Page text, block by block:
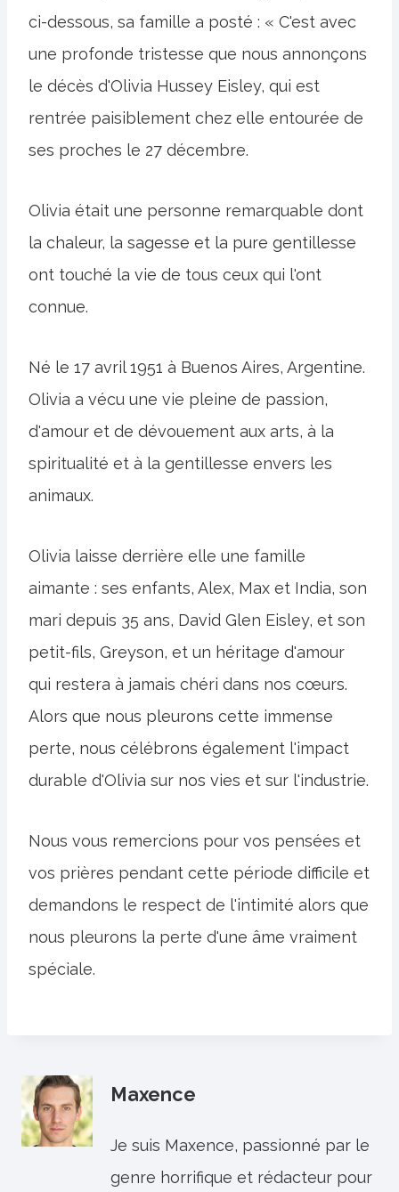
ci-dessous, sa famille a posté : « C'est avec
une profonde tristesse que nous annonçons
le décès d'Olivia Hussey Eisley, qui est
rentrée paisiblement chez elle entourée de
ses proches le 27 décembre.
Olivia était une personne remarquable dont
la chaleur, la sagesse et la pure gentillesse
ont touché la vie de tous ceux qui l'ont
connue.
Né le 17 avril 1951 à Buenos Aires, Argentine.
Olivia a vécu une vie pleine de passion,
d'amour et de dévouement aux arts, à la
spiritualité et à la gentillesse envers les
animaux.
Olivia laisse derrière elle une famille
aimante : ses enfants, Alex, Max et India, son
mari depuis 35 ans, David Glen Eisley, et son
petit-fils, Greyson, et un héritage d'amour
qui restera à jamais chéri dans nos cœurs.
Alors que nous pleurons cette immense
perte, nous célébrons également l'impact
durable d'Olivia sur nos vies et sur l'industrie.
Nous vous remercions pour vos pensées et
vos prières pendant cette période difficile et
demandons le respect de l'intimité alors que
nous pleurons la perte d'une âme vraiment
spéciale.
Maxence
Je suis Maxence, passionné par le
genre horrifique et rédacteur pour